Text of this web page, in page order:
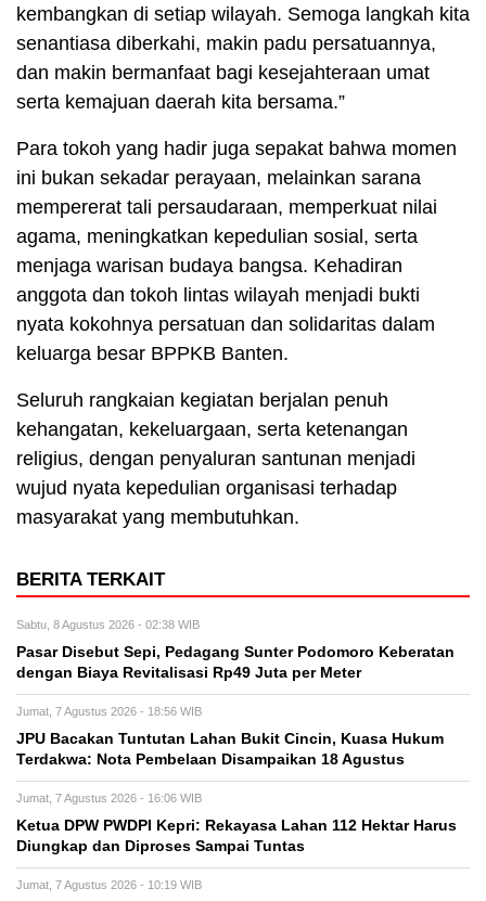
kembangkan di setiap wilayah. Semoga langkah kita
senantiasa diberkahi, makin padu persatuannya,
dan makin bermanfaat bagi kesejahteraan umat
serta kemajuan daerah kita bersama.”
Para tokoh yang hadir juga sepakat bahwa momen
ini bukan sekadar perayaan, melainkan sarana
mempererat tali persaudaraan, memperkuat nilai
agama, meningkatkan kepedulian sosial, serta
menjaga warisan budaya bangsa. Kehadiran
anggota dan tokoh lintas wilayah menjadi bukti
nyata kokohnya persatuan dan solidaritas dalam
keluarga besar BPPKB Banten.
Seluruh rangkaian kegiatan berjalan penuh
kehangatan, kekeluargaan, serta ketenangan
religius, dengan penyaluran santunan menjadi
wujud nyata kepedulian organisasi terhadap
masyarakat yang membutuhkan.
BERITA TERKAIT
Sabtu, 8 Agustus 2026 - 02:38 WIB
Pasar Disebut Sepi, Pedagang Sunter Podomoro Keberatan
dengan Biaya Revitalisasi Rp49 Juta per Meter
Jumat, 7 Agustus 2026 - 18:56 WIB
JPU Bacakan Tuntutan Lahan Bukit Cincin, Kuasa Hukum
Terdakwa: Nota Pembelaan Disampaikan 18 Agustus
Jumat, 7 Agustus 2026 - 16:06 WIB
Ketua DPW PWDPI Kepri: Rekayasa Lahan 112 Hektar Harus
Diungkap dan Diproses Sampai Tuntas
Jumat, 7 Agustus 2026 - 10:19 WIB